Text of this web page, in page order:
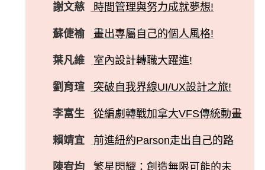
謝文慈 時間管理與努力成就夢想!
蘇倢褕 畫出專屬自己的個人風格!
葉凡維 室內設計轉職大躍進!
劉育瑄 突破自我界線UI/UX設計之旅!
李富生 從編劇轉戰加拿大VFS傳統動畫
賴靖宜 前進紐約Parson走出自己的路
陳宥均
繁星閃耀：創造無限可能的未